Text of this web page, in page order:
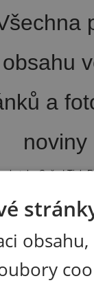
a
hotel u Seče|Tisk